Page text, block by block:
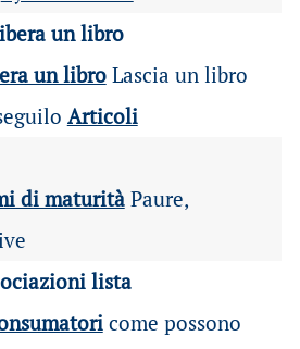
un libroLascia un libro
Articoli
di maturità Paure,
come possono